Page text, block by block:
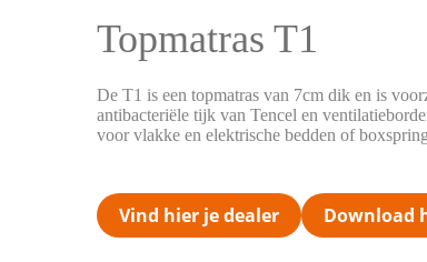
Topmatras T1
De T1 is een topmatras van 7cm dik en is
antibacteriële tijk van Tencel en
voor vlakke en elektrische bedden of
Vind hier je dealer Download